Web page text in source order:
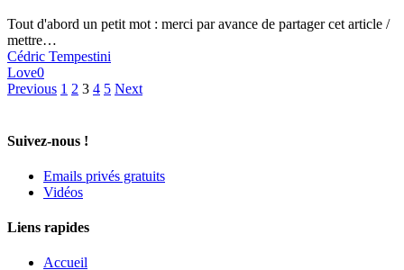
Tout d'abord un petit mot : merci par avance de partager cet article /
mettre…
Cédric Tempestini
Love0
Previous 1 2 3 4 5 Next
Suivez-nous !
Emails privés gratuits
Vidéos
Liens rapides
Accueil